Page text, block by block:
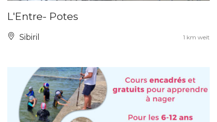
L'Entre- Potes
Sibiril 1 km weit